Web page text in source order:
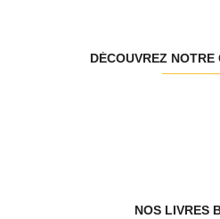
DÉCOUVREZ
NOS LIVRES